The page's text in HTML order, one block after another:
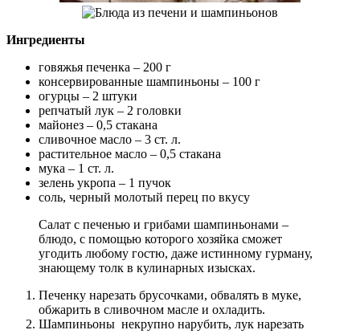
Ингредиенты
говяжья печенка – 200 г
консервированные шампиньоны – 100 г
огурцы – 2 штуки
репчатый лук – 2 головки
майонез – 0,5 стакана
сливочное масло – 3 ст. л.
растительное масло – 0,5 стакана
мука – 1 ст. л.
зелень укропа – 1 пучок
соль, черный молотый перец по вкусу
Салат с печенью и грибами шампиньонами –
блюдо, с помощью которого хозяйка сможет
угодить любому гостю, даже истинному гурману,
знающему толк в кулинарных изысках.
Печенку нарезать брусочками, обвалять в муке,
обжарить в сливочном масле и охладить.
Шампиньоны некрупно нарубить, лук нарезать